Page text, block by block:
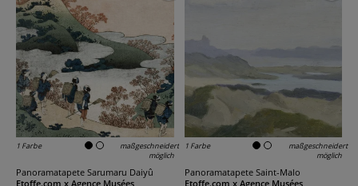
1 Farbe
maßgeschneidert
möglich
Panoramatapete Sarumaru Daiyû
Etoffe.com x Agence Musées
1 Farbe
maßgeschneidert
möglich
Panoramatapete Saint-Malo
Etoffe.com x Agence Musées